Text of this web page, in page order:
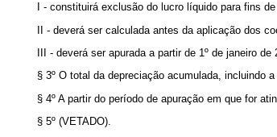
I - constituirá exclusão do lucro líquido para fins
II - deverá ser calculada antes da aplicação dos
III - deverá ser apurada a partir de 1º de janeiro de
§ 3º O total da depreciação acumulada, incluindo
§ 4º A partir do período de apuração em que for
§ 5º (VETADO).